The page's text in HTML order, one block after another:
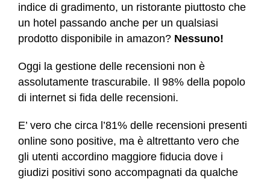
indice di gradimento, un ristorante piuttosto che
un hotel passando anche per un qualsiasi
prodotto disponibile in amazon? Nessuno!
Oggi la gestione delle recensioni non è
assolutamente trascurabile. Il 98% della popolo
di internet si fida delle recensioni.
E’ vero che circa l’81% delle recensioni presenti
online sono positive, ma è altrettanto vero che
gli utenti accordino maggiore fiducia dove i
giudizi positivi sono accompagnati da qualche